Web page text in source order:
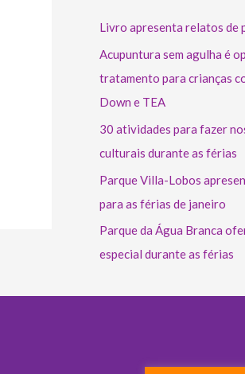
Livro apresenta relatos de
Acupuntura sem agulha é
tratamento para crianças
Down e TEA
30 atividades para fazer
culturais durante as férias
Parque Villa-Lobos
para as férias de janeiro
Parque da Água Branca
especial durante as férias